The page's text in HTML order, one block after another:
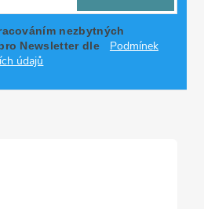
nezbytných
Newsletter dle
Podmínek
údajů